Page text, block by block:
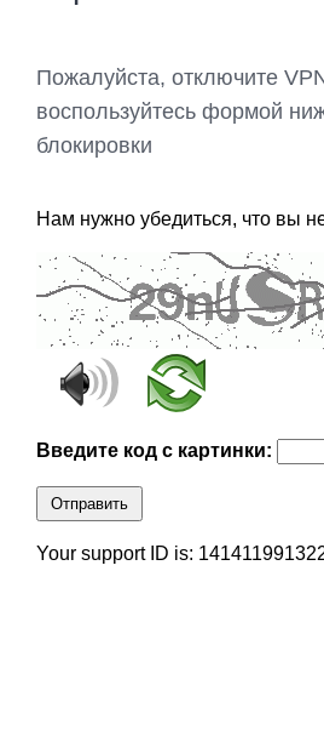
Пожалуйста, отключите
воспользуйтесь формой
блокировки
Нам нужно убедиться, что вы
Введите код с картинки:
Отправить
Your support ID is: